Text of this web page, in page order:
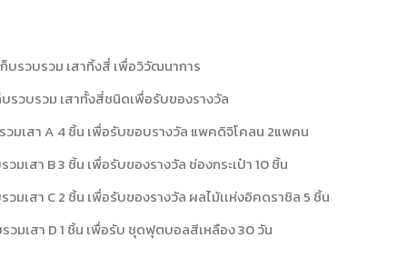
บรวบรวม เสาทิ้งสี่ เพื่อวิวัฒนาการ
บรวบรวม เสาทั้งสี่ชนิดเพื่อรับของรางวัล
วมเสา A 4 ชิ้น เพื่อรับขอบรางวัล แพคดิจิโคลน 2แพคน
วมเสา B 3 ชิ้น เพื่อรับของรางวัล ช่องกระเป๋า 10 ชิ้น
วมเสา C 2 ชิ้น เพื่อรับของรางวัล ผลไม้เเห่งอิคดราชิล 5 ชิ้น
วมเสา D 1 ชิ้น เพื่อรับ ชุดฟุตบอลสีเหลือง 30 วัน